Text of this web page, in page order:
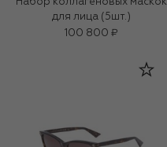
Набор коллагеновых маскок
для лица (5шт.)
100 800 ₽